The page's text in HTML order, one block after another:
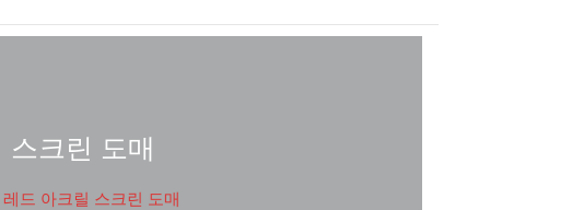
크린 도매
드 아크릴 스크린 도매